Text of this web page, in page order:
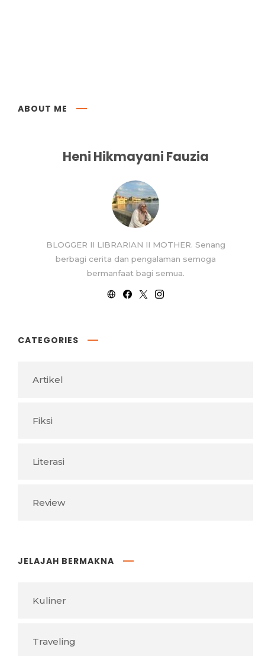
ABOUT ME
Heni Hikmayani Fauzia
BLOGGER II LIBRARIAN II MOTHER. Senang
berbagi cerita dan pengalaman semoga
bermanfaat bagi semua.
CATEGORIES
Artikel
Fiksi
Literasi
Review
JELAJAH BERMAKNA
Kuliner
Traveling